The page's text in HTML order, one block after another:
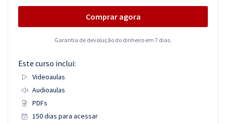
Comprar agora
Garantia de devolução do dinheiro em 7 dias.
Este curso inclui:
Videoaulas
Audioaulas
PDFs
150 dias para acessar